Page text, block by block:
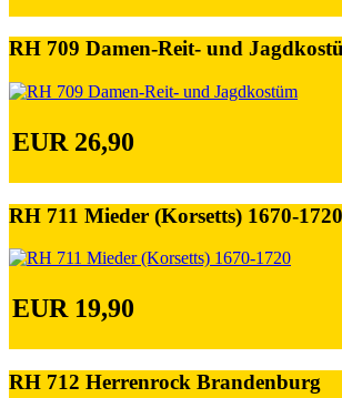
RH 709 Damen-Reit- und
EUR 26,90
RH 711 Mieder (Korsetts) 1670-1720
EUR 19,90
RH 712 Herrenrock Brandenburg